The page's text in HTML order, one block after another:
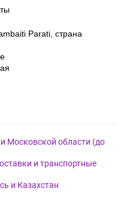
Parati, страна
Московской области (до
и транспортные
и Казахстан